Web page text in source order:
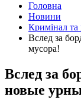
Головна
Новини
Кримінал та
Вслед за
мусора!
Вслед за
новые